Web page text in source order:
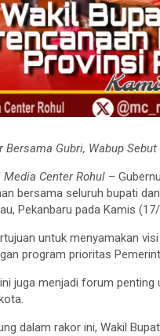
Bersama Gubri, Wabup
Media Center Rohul –
bersama seluruh bupati
Pekanbaru pada Kamis
untuk menyamakan
program prioritas
juga menjadi forum
dalam rakor ini, Wakil